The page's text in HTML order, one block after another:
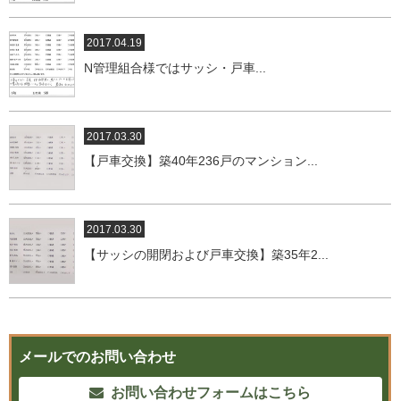
2017.04.19
N管理組合様ではサッシ・戸車...
2017.03.30
【戸車交換】築40年236戸のマンション...
2017.03.30
【サッシの開閉および戸車交換】築35年2...
メールでのお問い合わせ
お問い合わせフォームはこちら